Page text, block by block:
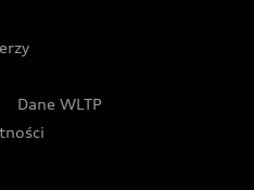
Audi
w Warszawie
Dane WLTP